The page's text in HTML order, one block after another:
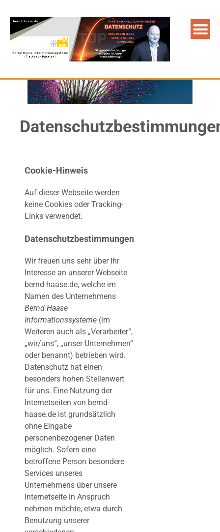
Cookie-Hinweis
Auf dieser Webseite werden
keine Cookies oder Tracking-
Links verwendet.
Datenschutzbestimmungen
Wir freuen uns sehr über Ihr
Interesse an unserer Webseite
bernd-haase.de, welche im
Namen des Unternehmens
Bernd Haase
Informationssysteme (im
Weiteren auch als „Verarbeiter“,
„wir/uns“, „unser Unternehmen“
oder benannt) betrieben wird.
Datenschutz hat einen
besonders hohen Stellenwert
für uns. Eine Nutzung der
Internetseiten von bernd-
haase.de ist grundsätzlich
ohne Eingabe
personenbezogener Daten
möglich. Sofern eine
betroffene Person besondere
Services unseres
Unternehmens über unsere
Internetseite in Anspruch
nehmen möchte, etwa durch
Benutzung unserer